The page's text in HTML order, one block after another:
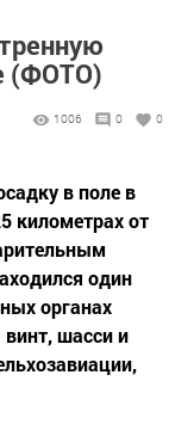
(ФОТО)
1006 0 0
в поле в
километрах от
один
органах
шасси и